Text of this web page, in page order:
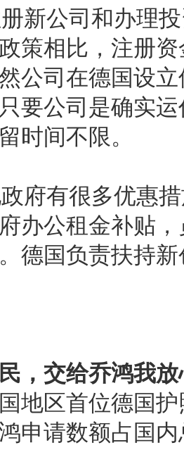
新公司和办理
策相比，注册
公司在德国设
要公司是确实
时间不限。
府有很多优惠
办公租金补贴
德国负责扶持
，交给乔鸿我
地区首位德国
申请数额占国